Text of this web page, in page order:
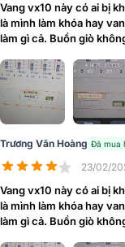
Mặt sau tích hợp đầy
cổng micro, cổng
chóng với các thiết bị
lượng vừa phải,
không gian khác nhau,
Vang vx10 này có ai bị
là mình làm khóa hay
làm gì cả. Buồn giò
Trương Văn Hoàng Đã mua
23/02/
Vang vx10 này có ai bị
là mình làm khóa hay
làm gì cả. Buồn giò